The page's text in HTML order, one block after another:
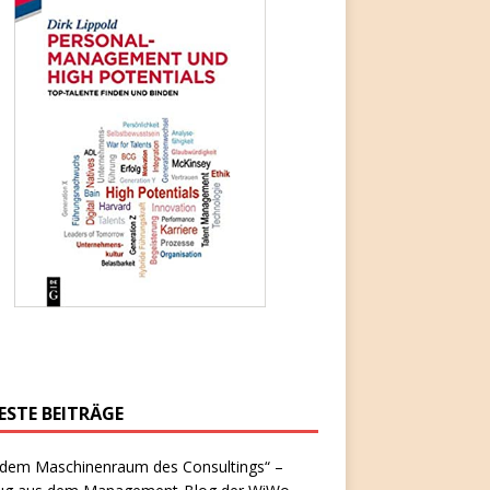
BEITRÄGE
Maschinenraum des Consultings“ –